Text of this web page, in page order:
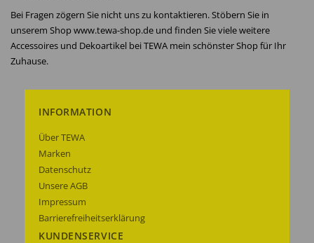
Bei Fragen zögern Sie nicht uns zu kontaktieren. Stöbern Sie in
unserem Shop www.tewa-shop.de und finden Sie viele weitere
Accessoires und Dekoartikel bei TEWA mein schönster Shop für Ihr
Zuhause.
INFORMATION
Über TEWA
Marken
Datenschutz
Unsere AGB
Impressum
Barrierefreiheitserklärung
KUNDENSERVICE